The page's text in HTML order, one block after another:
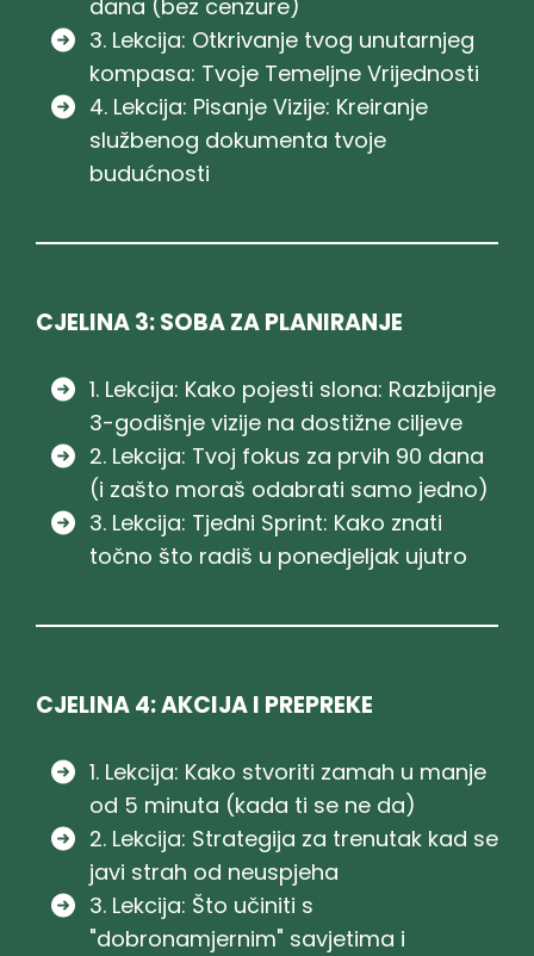
dana (bez cenzure)
3. Lekcija: Otkrivanje tvog unutarnjeg
kompasa: Tvoje Temeljne Vrijednosti
4. Lekcija: Pisanje Vizije: Kreiranje
službenog dokumenta tvoje
budućnosti
CJELINA 3: SOBA ZA PLANIRANJE
1. Lekcija: Kako pojesti slona: Razbijanje
3-godišnje vizije na dostižne ciljeve
2. Lekcija: Tvoj fokus za prvih 90 dana
(i zašto moraš odabrati samo jedno)
3. Lekcija: Tjedni Sprint: Kako znati
točno što radiš u ponedjeljak ujutro
CJELINA 4: AKCIJA I PREPREKE
1. Lekcija: Kako stvoriti zamah u manje
od 5 minuta (kada ti se ne da)
2. Lekcija: Strategija za trenutak kad se
javi strah od neuspjeha
3. Lekcija: Što učiniti s
"dobronamjernim" savjetima i